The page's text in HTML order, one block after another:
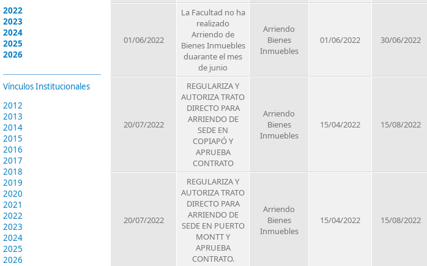
2022
2023
2024
2025
2026
Vínculos Institucionales
2012
2013
2014
2015
2016
2017
2018
2019
2020
2021
2022
2023
2024
2025
2026
01/06/2022
La Facultad no ha
realizado
Arriendo de
Bienes Inmuebles
duarante el mes
de junio
Arriendo
Bienes
Inmuebles
01/06/2022 30/06/2022
20/07/2022
REGULARIZA Y
AUTORIZA TRATO
DIRECTO PARA
ARRIENDO DE
SEDE EN
COPIAPÓ Y
APRUEBA
CONTRATO
Arriendo
Bienes
Inmuebles
15/04/2022 15/08/2022
20/07/2022
REGULARIZA Y
AUTORIZA TRATO
DIRECTO PARA
ARRIENDO DE
SEDE EN PUERTO
MONTT Y
APRUEBA
CONTRATO.
Arriendo
Bienes
Inmuebles
15/04/2022 15/08/2022